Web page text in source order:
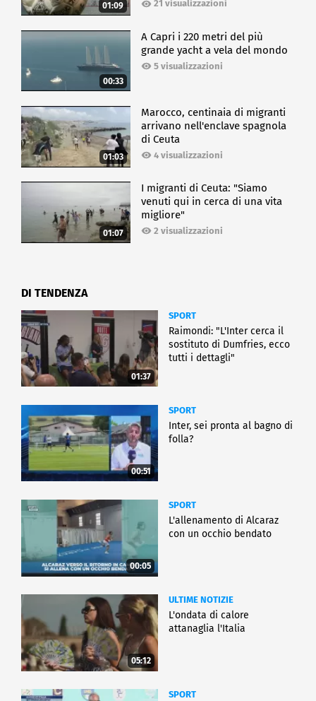
01:09 21 visualizzazioni
00:33
A Capri i 220 metri del più
grande yacht a vela del mondo
5 visualizzazioni
01:03
Marocco, centinaia di migranti
arrivano nell'enclave spagnola
di Ceuta
4 visualizzazioni
01:07
I migranti di Ceuta: "Siamo
venuti qui in cerca di una vita
migliore"
2 visualizzazioni
DI TENDENZA
01:37
SPORT
Raimondi: "L'Inter cerca il
sostituto di Dumfries, ecco
tutti i dettagli"
00:51
SPORT
Inter, sei pronta al bagno di
folla?
00:05
SPORT
L'allenamento di Alcaraz
con un occhio bendato
05:12
ULTIME NOTIZIE
L'ondata di calore
attanaglia l'Italia
SPORT